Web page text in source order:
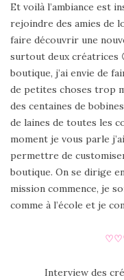
Et voilà l’ambiance est
rejoindre des amies de
faire découvrir une
surtout deux créatrices
boutique, j’ai envie de
de petites choses trop
des centaines de
de laines de toutes les
moment je vous parle
permettre de
boutique. On se dirige
mission commence, je
comme à l’école et je
Interview des